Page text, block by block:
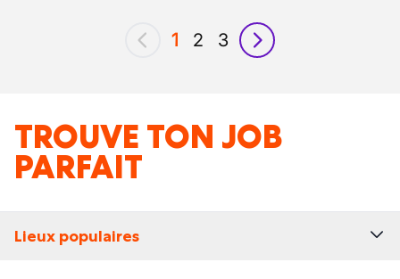
précédent
1 2 3
suivant
TROUVE TON JOB
PARFAIT
Lieux populaires